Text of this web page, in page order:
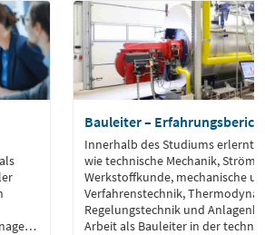
Bauleiter –
Innerhalb des Studiums erlernte
wie technische Mechanik,
Werkstoffkunde, mechanische
Verfahrenstechnik,
Regelungstechnik und
Arbeit als Bauleiter in der